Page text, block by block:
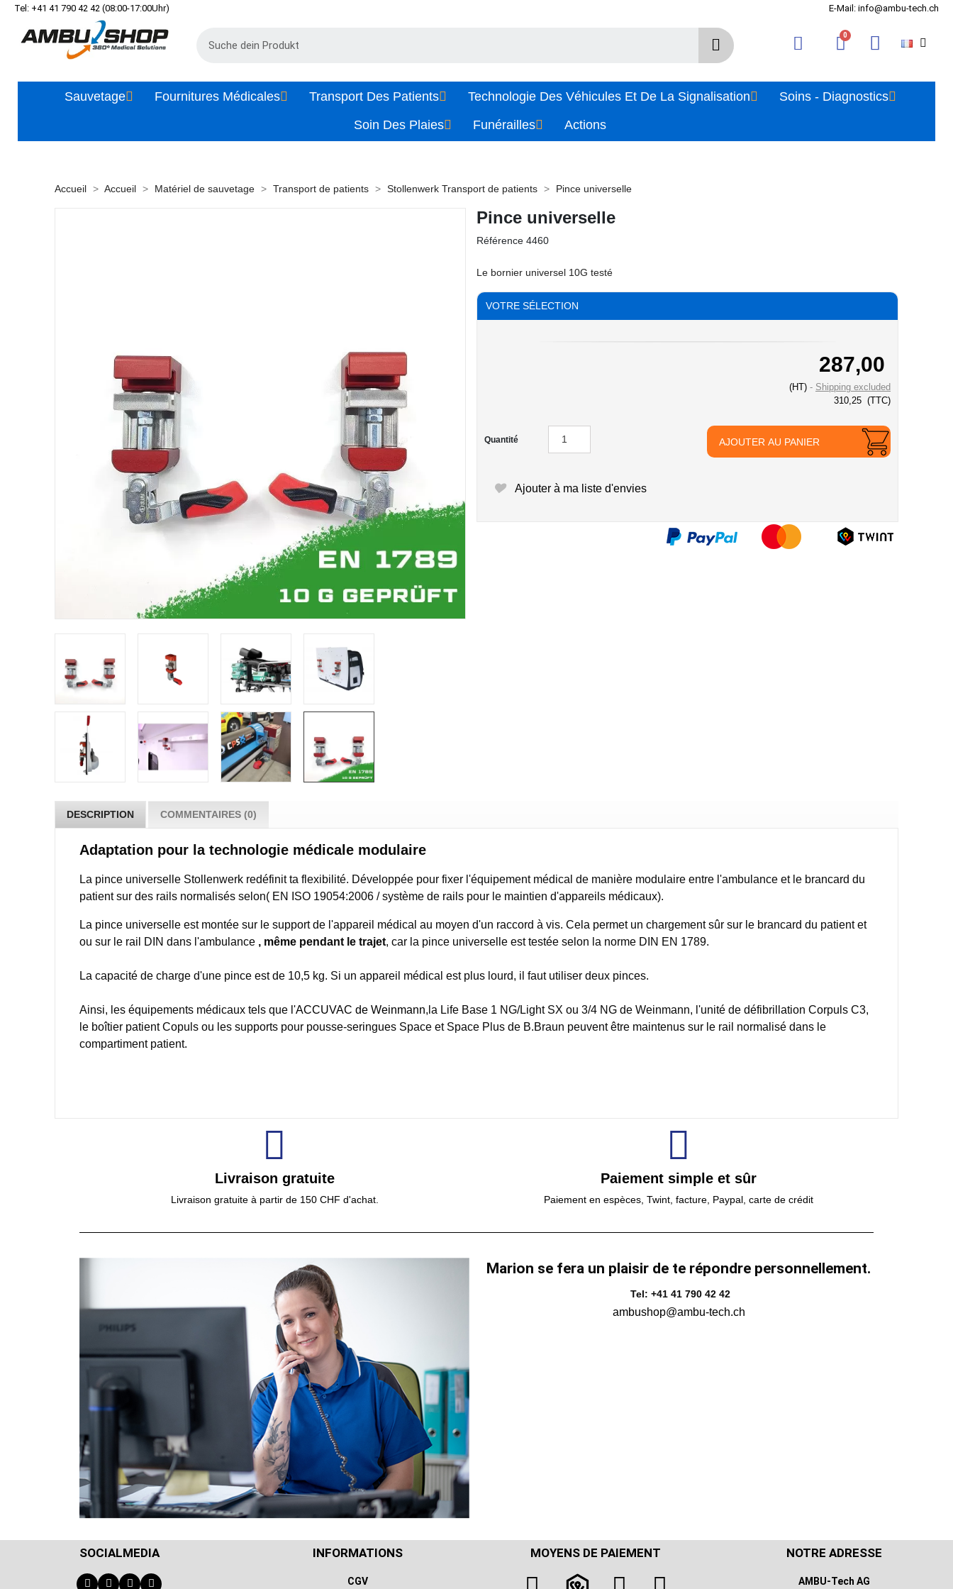
Tel: +41 41 790 42 42 (08:00-17:00Uhr) E-Mail: info@ambu-tech.ch
Sauvetage Fournitures Médicales Transport Des Patients Technologie Des Véhicules Et De La Signalisation
Soins - Diagnostics
Soin Des Plaies
Funérailles Actions
Accueil Accueil Matériel de sauvetage Transport de patients Stollenwerk Transport de patients Pince universelle
Pince universelle
Référence 4460
Le bornier universel 10G testé
VOTRE SÉLECTION
287,00
(HT)
Shipping excluded
310,25 (TTC)
Quantité AJOUTER AU PANIER
Ajouter à ma liste d'envies
DESCRIPTION COMMENTAIRES (0)
Adaptation pour la technologie médicale modulaire
La pince universelle Stollenwerk redéfinit ta flexibilité. Développée pour fixer l'équipement médical de manière modulaire entre l'ambulance et le brancard du
patient sur des rails normalisés selon( EN ISO 19054:2006 / système de rails pour le maintien d'appareils médicaux).
La pince universelle est montée sur le support de l'appareil médical au moyen d'un raccord à vis. Cela permet un chargement sûr sur le brancard du patient et
ou sur le rail DIN dans l'ambulance , même pendant le trajet, car la pince universelle est testée selon la norme DIN EN 1789.
La capacité de charge d'une pince est de 10,5 kg. Si un appareil médical est plus lourd, il faut utiliser deux pinces.
Ainsi, les équipements médicaux tels que l'ACCUVAC de Weinmann,la Life Base 1 NG/Light SX ou 3/4 NG de Weinmann, l'unité de défibrillation Corpuls C3,
le boîtier patient Copuls ou les supports pour pousse-seringues Space et Space Plus de B.Braun peuvent être maintenus sur le rail normalisé dans le
compartiment patient.
Livraison gratuite
Livraison gratuite à partir de 150 CHF d'achat.
Paiement simple et sûr
Paiement en espèces, Twint, facture, Paypal, carte de crédit
Marion se fera un plaisir de te répondre personnellement.
Tel: +41 41 790 42 42
ambushop@ambu-tech.ch
SOCIALMEDIA INFORMATIONS
CGV
MOYENS DE PAIEMENT NOTRE ADRESSE
AMBU-Tech AG